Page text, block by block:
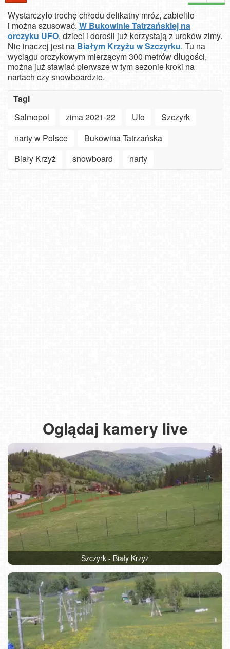
Wystarczyło trochę chłodu delikatny mróz, zabieliło
i można szusować. W Bukowinie Tatrzańskiej na
orczyku UFO, dzieci i dorośli już korzystają z uroków zimy.
Nie inaczej jest na Białym Krzyżu w Szczyrku. Tu na
wyciągu orczykowym mierzącym 300 metrów długości,
można już stawiać pierwsze w tym sezonie kroki na
nartach czy snowboardzie.
Tagi
Salmopol
zima 2021-22 Ufo
Szczyrk
narty w Polsce
Bukowina Tatrzańska
Biały Krzyż
snowboard narty
Oglądaj kamery live
Szczyrk - Biały Krzyż